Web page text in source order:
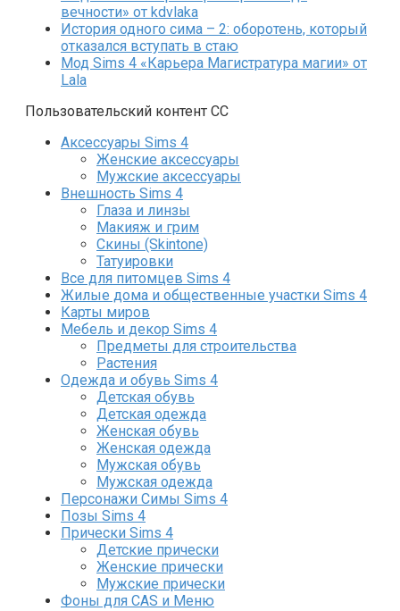
вечности» от kdvlaka
История одного сима – 2: оборотень, который
отказался вступать в стаю
Мод Sims 4 «Карьера Магистратура магии» от
Lala
Пользовательский контент СС
Аксессуары Sims 4
Женские аксессуары
Мужские аксессуары
Внешность Sims 4
Глаза и линзы
Макияж и грим
Скины (Skintone)
Татуировки
Все для питомцев Sims 4
Жилые дома и общественные участки Sims 4
Карты миров
Мебель и декор Sims 4
Предметы для строительства
Растения
Одежда и обувь Sims 4
Детская обувь
Детская одежда
Женская обувь
Женская одежда
Мужская обувь
Мужская одежда
Персонажи Симы Sims 4
Позы Sims 4
Прически Sims 4
Детские прически
Женские прически
Мужские прически
Фоны для CAS и Меню